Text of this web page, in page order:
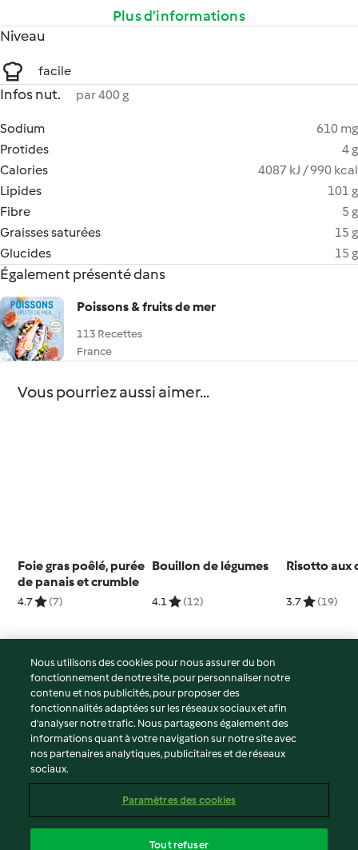
Plus d’informations
Niveau
facile
Infos nut. par 400 g
Sodium
610 mg
Protides
4 g
Calories
4087 kJ / 990 kcal
Lipides
101 g
Fibre
5 g
Graisses saturées
15 g
Glucides
15 g
Également présenté dans
Poissons & fruits de mer
113 Recettes
France
Vous pourriez aussi aimer...
Foie gras poêlé, purée
de panais et crumble
4.7 (7)
Bouillon de légumes
4.1 (12)
Risotto aux
3.7 (19)
© Copyright 2026
Conditions d'utilisation
Politique de confidentialité
Non-responsabilité
Mentions légales
Contenu du rapport
Nous utilisons des cookies pour nous assurer du bon
fonctionnement de notre site, pour personnaliser notre
contenu et nos publicités, pour proposer des
fonctionnalités adaptées sur les réseaux sociaux et afin
d’analyser notre trafic. Nous partageons également des
informations quant à votre navigation sur notre site avec
nos partenaires analytiques, publicitaires et de réseaux
sociaux.
Paramètres des cookies
Tout refuser